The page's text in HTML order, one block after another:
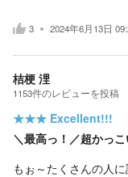
3 2024年6月13日
桔梗 浬
1153件のレビューを投稿
★★★ Excellent!!!
＼最高っ！／超かっ
もぉ～たくさんの人に